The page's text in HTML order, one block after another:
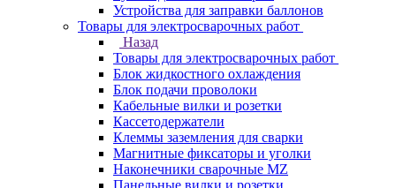
Устройства для заправки баллонов
Товары для электросварочных работ
Назад
Товары для электросварочных работ
Блок жидкостного охлаждения
Блок подачи проволоки
Кабельные вилки и розетки
Кассетодержатели
Клеммы заземления для сварки
Магнитные фиксаторы и уголки
Наконечники сварочные MZ
Панельные вилки и розетки